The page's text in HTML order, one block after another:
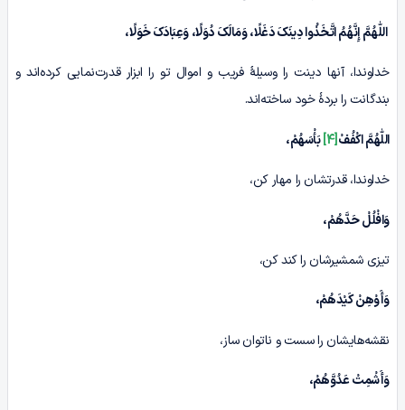
اللّٰهُمَّ إِنَّهُمُ اتَّخَذُوا دِینَکَ دَغَلًا، وَمَالَکَ دُوَلًا، وَعِبَادَکَ خَوَلًا،
خداوندا، آنها دینت را وسیلۀ فریب و اموال تو را ابزار قدرت‌نمایی کرده‌اند و
بندگانت را بردۀ خود ساخته‌اند.
اللّٰهُمَّ اکْفُفْ[4] بَأْسَهُمْ،
خداوندا، قدرتشان را مهار کن،
وَافْلُلْ حَدَّهُمْ،
تیزی شمشیرشان را کند کن،
وَأَوْهِنْ کَیْدَهُمْ،
نقشه‌هایشان را سست و ناتوان ساز،
وَأَشْمِتْ عَدُوَّهُمْ،